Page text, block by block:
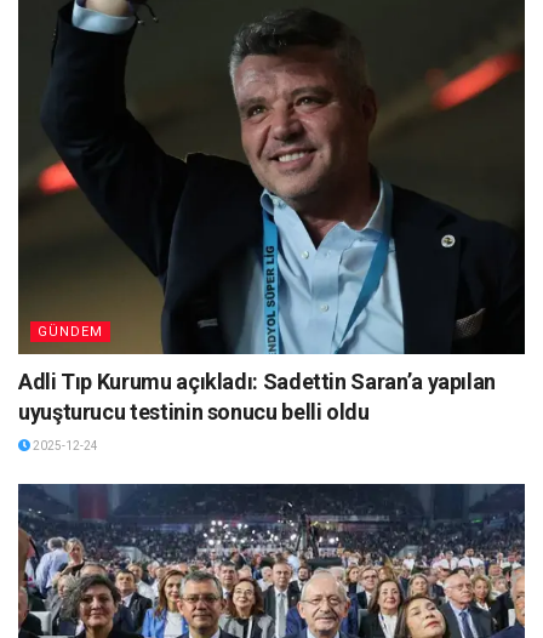
GÜNDEM
Adli Tıp Kurumu açıkladı: Sadettin Saran’a yapılan
uyuşturucu testinin sonucu belli oldu
2025-12-24